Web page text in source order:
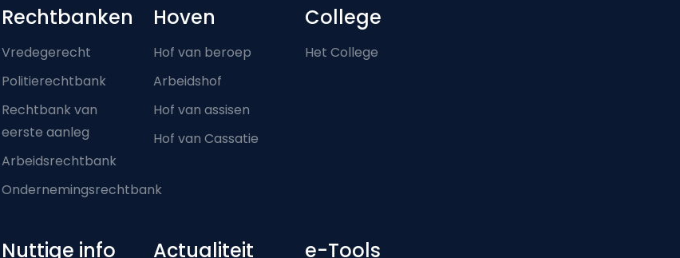
Footer-menu
Rechtbanken
Vredegerecht
Politierechtbank
Rechtbank van
eerste aanleg
Arbeidsrechtbank
Ondernemingsrechtbank
Hoven
Hof van beroep
Arbeidshof
Hof van assisen
Hof van Cassatie
College
Het College
Nuttige info Actualiteit e-Tools